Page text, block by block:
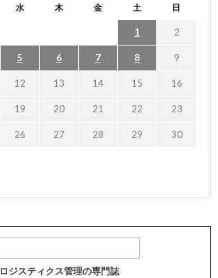
水 木 金 土 日
1 2
5 6 7 8 9
12 13 14 15 16
19 20 21 22 23
26 27 28 29 30
ロジスティクス管理の専門誌